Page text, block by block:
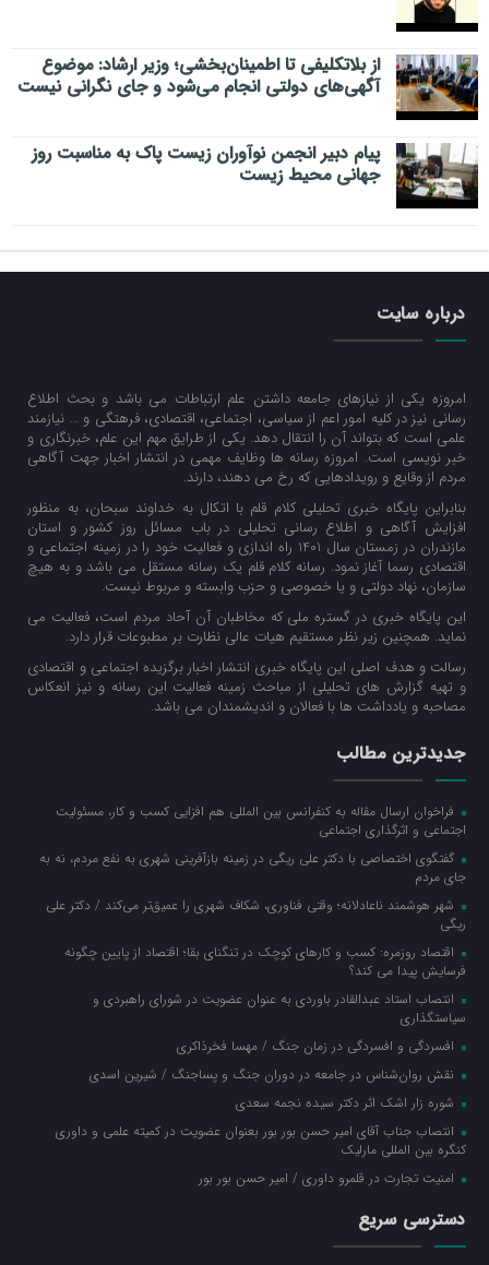
از بلاتکلیفی تا اطمینان‌بخشی؛ وزیر ارشاد: موضوع
آگهی‌های دولتی انجام می‌شود و جای نگرانی نیست
پیام دبیر انجمن نوآوران زیست پاک به مناسبت روز
جهانی محیط زیست
درباره سایت
امروزه یکی از نیازهای جامعه داشتن علم ارتباطات می باشد و بحث اطلاع
رسانی نیز در کلیه امور اعم از سیاسی، اجتماعی، اقتصادی، فرهتگی و … نیازمند
علمی است که بتواند آن را انتقال دهد. یکی از طرایق مهم این علم، خبرنگاری و
خبر نویسی است. امروزه رسانه ها وظایف مهمی در انتشار اخبار جهت آگاهی
مردم از وقایع و رویدادهایی که رخ می دهند، دارند.
بنابراین پایگاه خبری تحلیلی کلام قلم با اتکال به خداوند سبحان، به منظور
افزایش آگاهی و اطلاع رسانی تحلیلی در باب مسائل روز کشور و استان
مازندران در زمستان سال 1401 راه اندازی و فعالیت خود را در زمینه اجتماعی و
اقتصادی رسما آغاز نمود. رسانه کلام قلم یک رسانه مستقل می باشد و به هیچ
سازمان، نهاد دولتی و یا خصوصی و حزب وابسته و مربوط نیست.
این پایگاه خبری در گستره ملی که مخاطبان آن آحاد مردم است، فعالیت می
نماید. همچنین زیر نظر مستقیم هیات عالی نظارت بر مطبوعات قرار دارد.
رسالت و هدف اصلی این پایگاه خبری انتشار اخبار برگزیده اجتماعی و اقتصادی
و تهیه گزارش های تحلیلی از مباحث زمینه فعالیت این رسانه و نیز انعکاس
مصاحبه و یادداشت ها با فعالان و اندیشمندان می باشد.
جدیدترین مطالب
فراخوان ارسال مقاله به کنفرانس بین المللی هم افزایی کسب و کار، مسئولیت
اجتماعی و اثرگذاری اجتماعی
گفتگوی اختصاصی با دکتر علی ریگی در زمینه بازآفرینی شهری به نفع مردم، نه به
جای مردم
شهر هوشمند ناعادلانه؛ وقتی فناوری، شکاف شهری را عمیق‌تر می‌کند / دکتر علی
ریگی
اقتصاد روزمره: کسب‌ و کارهای کوچک در تنگنای بقا؛ اقتصاد از پایین چگونه
فرسایش پیدا می کند؟
انتصاب استاد عبدالقادر باوردی به عنوان عضویت در شورای راهبردی و
سیاستگذاری
افسردگی و افسردگی در زمان جنگ / مهسا فخرذاکری
نقش روان‌شناس در جامعه در دوران جنگ و پساجنگ / شیرین اسدی
شوره زار اشک اثر دکتر سیده نجمه سعدی
انتصاب جناب آقای امیر حسن بور بور بعنوان عضویت در کمیته علمی و داوری
کنگره بین المللی مارلیک
امنیت تجارت در قلمرو داوری / امیر حسن بور بور
دسترسی سریع